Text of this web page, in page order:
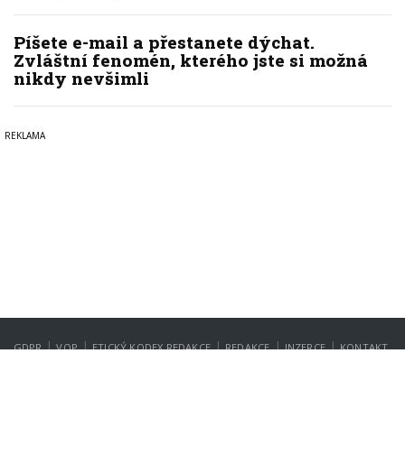
Píšete e-mail a přestanete dýchat.
Zvláštní fenomén, kterého jste si možná
nikdy nevšimli
GDPR | VOP | ETICKÝ KODEX REDAKCE | REDAKCE | INZERCE | KONTAKT